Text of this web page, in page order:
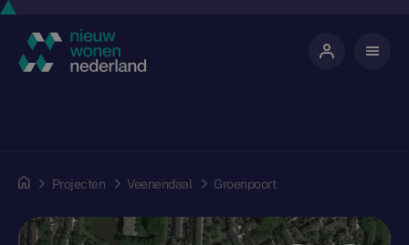
Projecten Veenendaal Groenpoort